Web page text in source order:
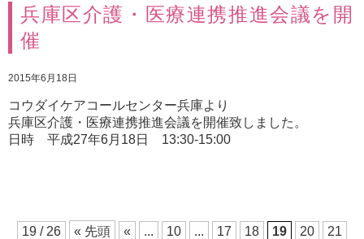
兵庫区介護・医療連携推進会議を開
催
2015年6月18日
コウダイケアコールセンター兵庫より
兵庫区介護・医療連携推進会議を開催致しました。
日時 平成27年6月18日 13:30-15:00
19 / 26 « 先頭 « ... 10 ... 17 18 19 20 21